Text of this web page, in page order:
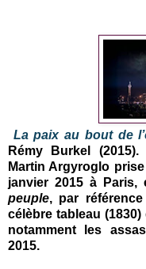
La paix au bout de
Rémy Burkel (2015).
Martin Argyroglo
janvier 2015 à Paris,
peuple, par
célèbre tableau
notamment les
2015.